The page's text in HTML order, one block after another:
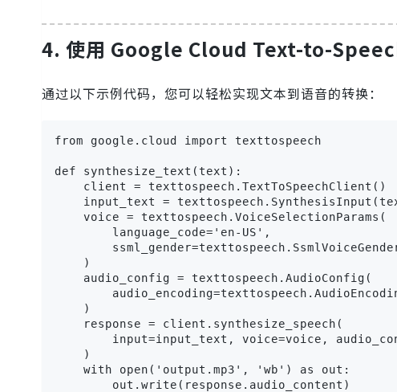
4. 使用 Google Cloud Text-to-
通过以下示例代码，您可以轻松实现文本到语音的转换：
from google.cloud import texttospeech
def synthesize_text(text):
    client = texttospeech.TextToSpeechClient()
input_text =
    voice = texttospeech.VoiceSelectionParams(
        language_code='en-US',
    )
    audio_config = texttospeech.AudioConfig(
    )
    response = client.synthesize_speech(
input=input_text, voice=voice,
    )
    with open('output.mp3', 'wb') as out:
        out.write(response.audio_content)